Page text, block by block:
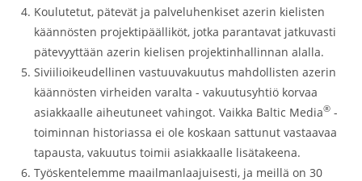
Koulutetut, pätevät ja palveluhenkiset azerin kielisten
käännösten projektipäälliköt, jotka parantavat jatkuvasti
pätevyyttään azerin kielisen projektinhallinnan alalla.
Siviilioikeudellinen vastuuvakuutus mahdollisten azerin
käännösten virheiden varalta - vakuutusyhtiö korvaa
asiakkaalle aiheutuneet vahingot. Vaikka Baltic Media® -
toiminnan historiassa ei ole koskaan sattunut vastaavaa
tapausta, vakuutus toimii asiakkaalle lisätakeena.
Työskentelemme maailmanlaajuisesti, ja meillä on 30